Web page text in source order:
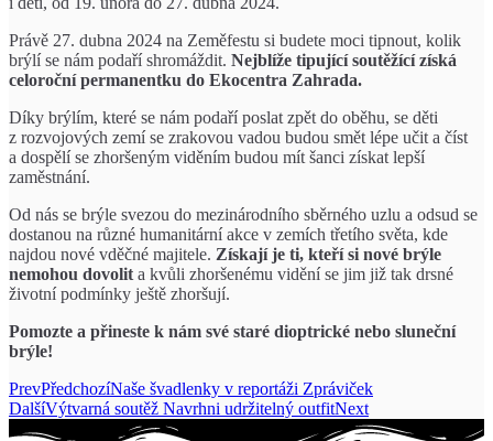
Právě 27. dubna 2024 na Zeměfestu si budete moci tipnout, kolik
brýlí se nám podaří shromáždit. Nejblíže tipující soutěžící získá
celoroční permanentku do Ekocentra Zahrada.
Díky brýlím, které se nám podaří poslat zpět do oběhu, se děti
z rozvojových zemí se zrakovou vadou budou smět lépe učit a číst
a dospělí se zhoršeným viděním budou mít šanci získat lepší
zaměstnání.
Od nás se brýle svezou do mezinárodního sběrného uzlu a odsud se
dostanou na různé humanitární akce v zemích třetího světa, kde
najdou nové vděčné majitele. Získají je ti, kteří si nové brýle
nemohou dovolit a kvůli zhoršenému vidění se jim již tak drsné
životní podmínky ještě zhoršují.
Pomozte a přineste k nám své staré dioptrické nebo sluneční
brýle!
PrevPředchozíNaše švadlenky v reportáži Zpráviček
DalšíVýtvarná soutěž Navrhni udržitelný outfitNext